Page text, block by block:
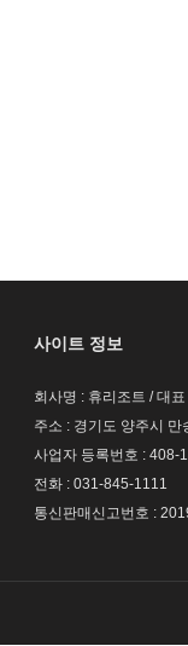
사이트 정보
회사명 : 휴리조트 / 대
주소 : 경기도 양주시 만
사업자 등록번호 : 408-
전화 : 031-845-1111
통신판매신고번호 :